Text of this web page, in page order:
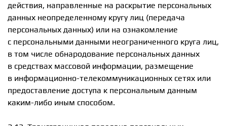
действия, направленные на раскрытие персональных
данных неопределенному кругу лиц (передача
персональных данных) или на ознакомление
с персональными данными неограниченного круга лиц,
в том числе обнародование персональных данных
в средствах массовой информации, размещение
в информационно-телекоммуникационных сетях или
предоставление доступа к персональным данным
каким-либо иным способом.